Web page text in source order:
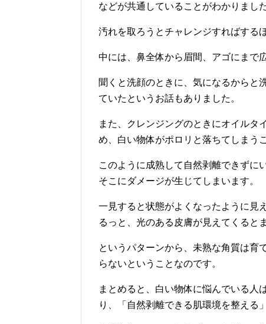
などが共通していることがわかりました
汚れを取ろうとチャレンジすればする
中には、鼻全体から眉間、アゴにまで
聞くと洗顔のときに、気になるからと
ていたというお話もありました。
また、クレンジングのときにオイルタ
め、白い物体がポロリと落ちてしまう
このように成熟して自然剥離できずに
そこにダメージが生じてしまいます。
一見すると状態がよくなったように見
るっと、光のある皮膚が見えてくると
というパターンから、未熟な角質は育
らないということなのです。
まとめると、白い物体に悩んでいる人
り、「自然剥離できる肌環境を整える